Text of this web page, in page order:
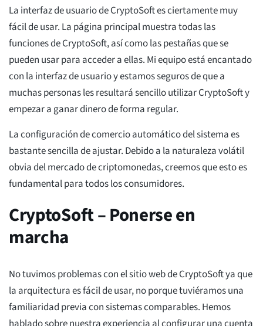
La interfaz de usuario de CryptoSoft es ciertamente muy
fácil de usar. La página principal muestra todas las
funciones de CryptoSoft, así como las pestañas que se
pueden usar para acceder a ellas. Mi equipo está encantado
con la interfaz de usuario y estamos seguros de que a
muchas personas les resultará sencillo utilizar CryptoSoft y
empezar a ganar dinero de forma regular.
La configuración de comercio automático del sistema es
bastante sencilla de ajustar. Debido a la naturaleza volátil
obvia del mercado de criptomonedas, creemos que esto es
fundamental para todos los consumidores.
CryptoSoft – Ponerse en
marcha
No tuvimos problemas con el sitio web de CryptoSoft ya que
la arquitectura es fácil de usar, no porque tuviéramos una
familiaridad previa con sistemas comparables. Hemos